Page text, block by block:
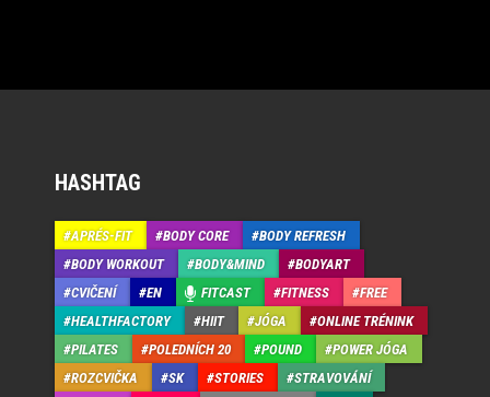
HASHTAG
APRÉS-FIT BODY CORE
BODY REFRESH
BODY WORKOUT
BODY&MIND
BODYART
CVIČENÍ
EN FITCAST FITNESS
FREE
HEALTHFACTORY
HIIT JÓGA
ONLINE TRÉNINK
PILATES
POLEDNÍCH 20 POUND
POWER JÓGA
ROZCVIČKA
SK STORIES
STRAVOVÁNÍ